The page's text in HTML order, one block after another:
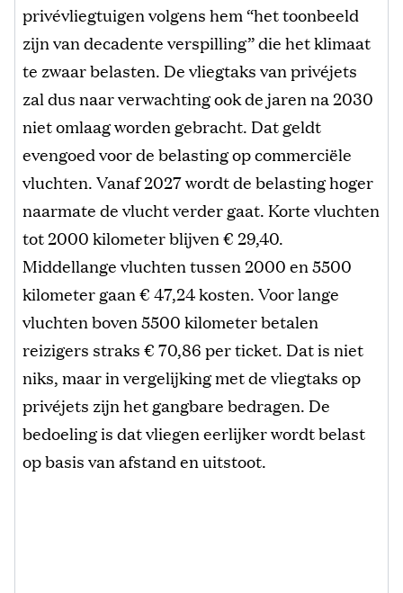
privévliegtuigen volgens hem “het toonbeeld
zijn van decadente verspilling” die het klimaat
te zwaar belasten. De vliegtaks van privéjets
zal dus naar verwachting ook de jaren na 2030
niet omlaag worden gebracht. Dat geldt
evengoed voor de belasting op commerciële
vluchten. Vanaf 2027 wordt de belasting hoger
naarmate de vlucht verder gaat. Korte vluchten
tot 2000 kilometer blijven € 29,40.
Middellange vluchten tussen 2000 en 5500
kilometer gaan € 47,24 kosten. Voor lange
vluchten boven 5500 kilometer betalen
reizigers straks € 70,86 per ticket. Dat is niet
niks, maar in vergelijking met de vliegtaks op
privéjets zijn het gangbare bedragen. De
bedoeling is dat vliegen eerlijker wordt belast
op basis van afstand en uitstoot.